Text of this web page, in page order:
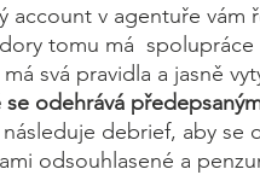
account v agentuře vám
tomu má
má svá pravidla a jasně
se odehrává
debrief, aby se
odsouhlasené a